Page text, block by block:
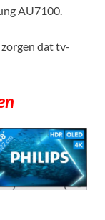
AU7100.
dat tv-